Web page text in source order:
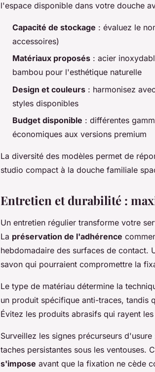
l'espace disponible dans votre douche
Capacité de stockage : évaluez le
accessoires)
Matériaux proposés : acier
bambou pour l'esthétique naturelle
Design et couleurs : harmonisez
styles disponibles
Budget disponible : différentes
économiques aux versions premium
La diversité des modèles permet de
studio compact à la douche familiale
Entretien et durabilité :
Un entretien régulier transforme votre
La préservation de l'adhérence
hebdomadaire des surfaces de contact.
savon qui pourraient compromettre la
Le type de matériau détermine la
un produit spécifique anti-traces, tandis
Évitez les produits abrasifs qui rayent
Surveillez les signes précurseurs
taches persistantes sous les ventouses.
s'impose avant que la fixation ne cède